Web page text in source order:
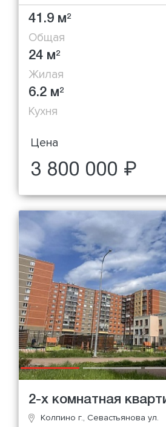
41.9 м2
Общая
24 м2
Жилая
6.2 м2
Кухня
Цена
3 800 000 ₽
2-х комнатная
Колпино г., Севастьянова ул.